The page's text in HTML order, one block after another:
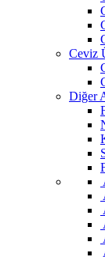
Ceviz
Diğer